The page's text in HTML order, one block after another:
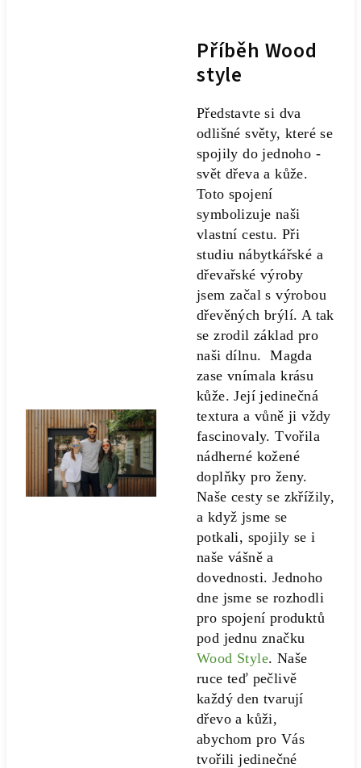
Příběh Wood
style
Představte si dva
odlišné světy, které se
spojily do jednoho -
svět dřeva a kůže.
Toto spojení
symbolizuje naši
vlastní cestu. Při
studiu nábytkářské a
dřevařské výroby
jsem začal s výrobou
dřevěných brýlí. A tak
se zrodil základ pro
naši dílnu. Magda
zase vnímala krásu
kůže. Její jedinečná
textura a vůně ji vždy
fascinovaly. Tvořila
nádherné kožené
doplňky pro ženy.
Naše cesty se zkřížily,
a když jsme se
potkali, spojily se i
naše vášně a
dovednosti. Jednoho
dne jsme se rozhodli
pro spojení produktů
pod jednu značku
Wood Style. Naše
ruce teď pečlivě
každý den tvarují
dřevo a kůži,
abychom pro Vás
tvořili jedinečné